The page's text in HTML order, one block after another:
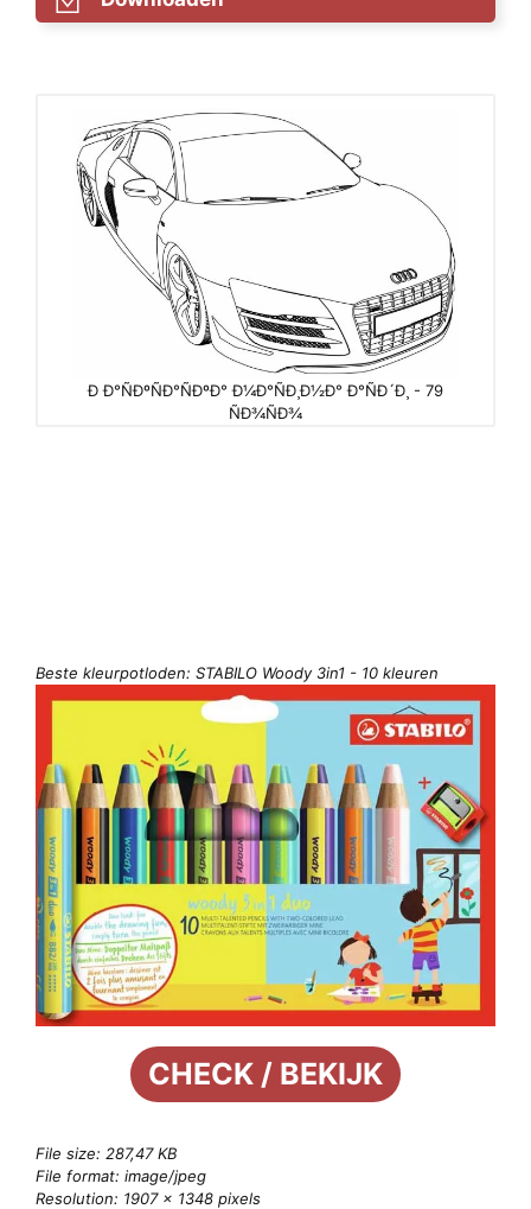
Ð Ð°ÑÐºÑÐ°ÑÐºÐ° Ð¼Ð°ÑÐ¸Ð½Ð° Ð°ÑÐ´Ð¸ - 79
ÑÐ¾ÑÐ¾
Beste kleurpotloden: STABILO Woody 3in1 - 10 kleuren
CHECK / BEKIJK
File size: 287,47 KB
File format: image/jpeg
Resolution: 1907 × 1348 pixels